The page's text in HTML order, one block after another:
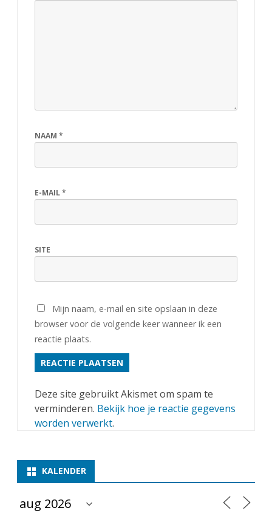
NAAM *
E-MAIL*
SITE
Mijn naam, e-mail en site opslaan in deze
browser voor de volgende keer wanneer ik een
reactie plaats.
Deze site gebruikt Akismet om spam te
verminderen. Bekijk hoe je reactie gegevens
worden verwerkt.
KALENDER